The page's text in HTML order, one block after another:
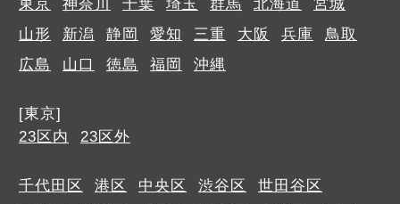
東京
神奈川 千葉 埼玉 群馬 北海道
宮城
山形
新潟 静岡 愛知 三重 大阪 兵庫
鳥取
広島
山口 徳島 福岡 沖縄
[東京]
23区内
23区外
千代田区 港区 中央区 渋谷区
世田谷区